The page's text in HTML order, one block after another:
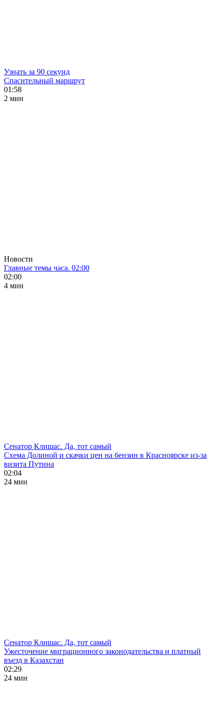
Узнать за 90 секунд
Спасительный маршрут
01:58
2 мин
Новости
Главные темы часа. 02:00
02:00
4 мин
Сенатор Клишас. Да, тот самый
Схема Долиной и скачки цен на бензин в Красноярске из-за
визита Путина
02:04
24 мин
Сенатор Клишас. Да, тот самый
Ужесточение миграционного законодательства и платный
въезд в Казахстан
02:29
24 мин